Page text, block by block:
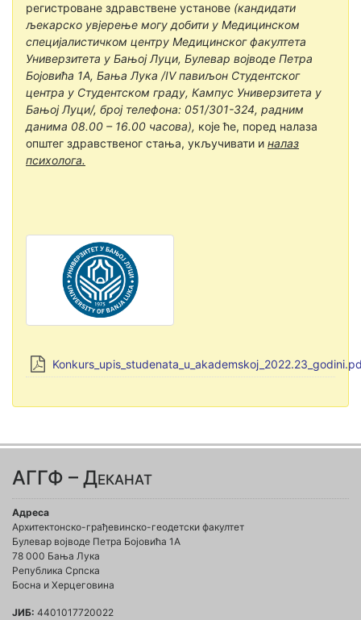
регистроване здравствене установе (кандидати
љекарско увјерење могу добити у Медицинском
специјалистичком центру Медицинског факултета
Универзитета у Бањој Луци, Булевар војводе Петра
Бојовића 1А, Бања Лука /IV павиљон Студентског
центра у Студентском граду, Кампус Универзитета у
Бањој Луци/, број телефона: 051/301-324, радним
данима 08.00 – 16.00 часова), које ће, поред налаза
општег здравственог стања, укључивати и налаз
психолога.
АГГФ – Деканат
Адреса
Архитектонско-грађевинско-геодетски факултет
Булевар војводе Петра Бојовића 1A
78 000 Бања Лука
Република Српска
Босна и Херцеговина
ЈИБ: 4401017720022